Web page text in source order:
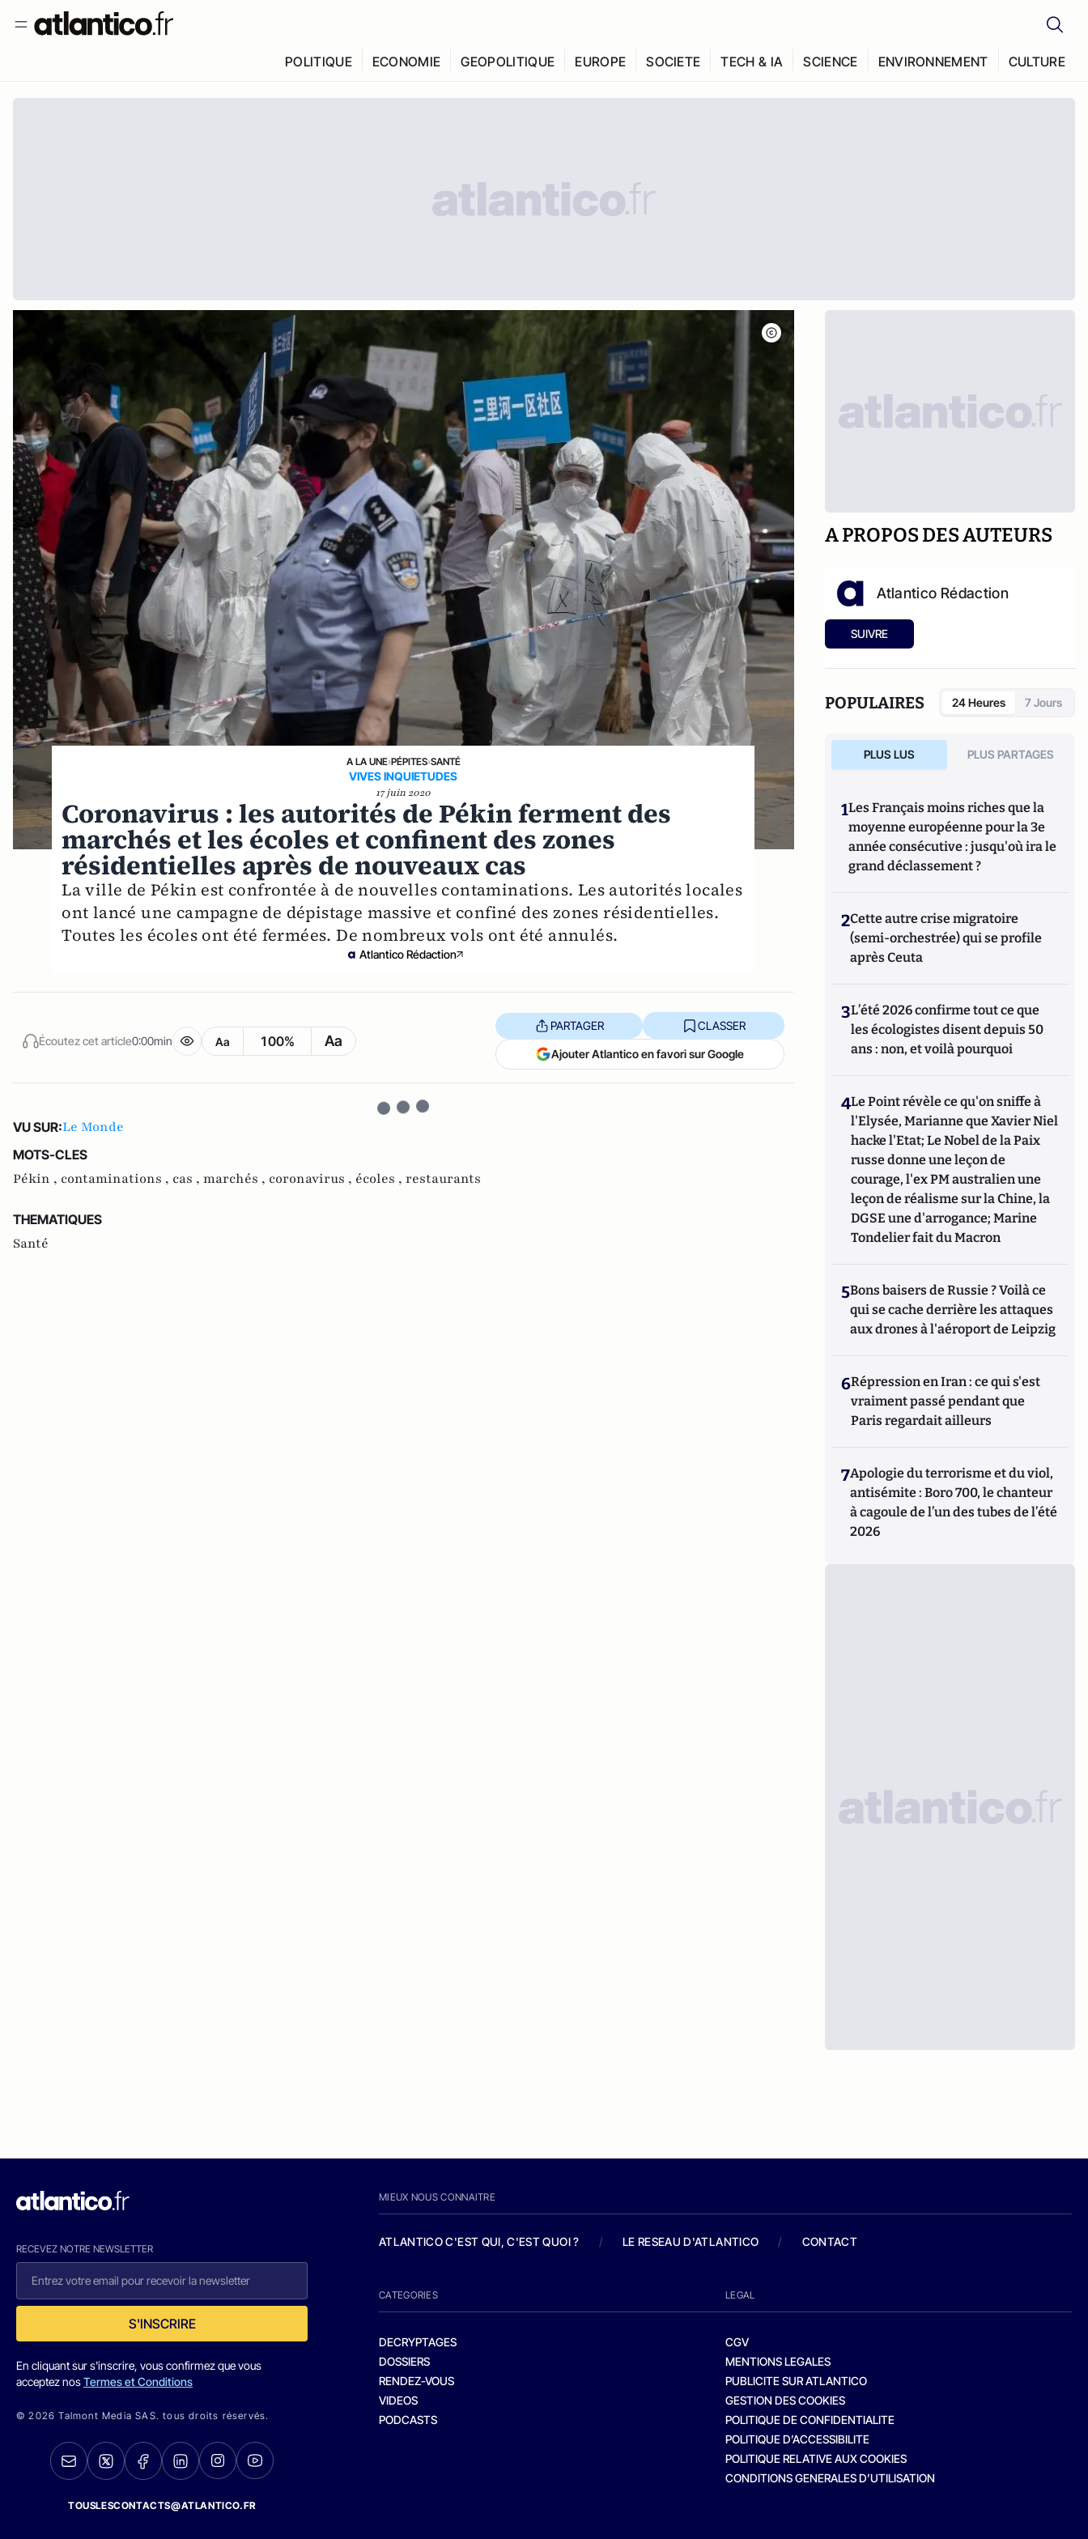
POLITIQUE ECONOMIE GEOPOLITIQUE EUROPE SOCIETE TECH & IA SCIENCE ENVIRONNEMENT CULTURE
A LA UNE›PÉPITES›SANTÉ
VIVES INQUIETUDES
17 juin 2020
Coronavirus : les autorités de Pékin ferment des
marchés et les écoles et confinent des zones
résidentielles après de nouveaux cas
La ville de Pékin est confrontée à de nouvelles contaminations. Les autorités locales
ont lancé une campagne de dépistage massive et confiné des zones résidentielles.
Toutes les écoles ont été fermées. De nombreux vols ont été annulés.
Atlantico Rédaction
Écoutez cet article0:00min Aa 100% Aa
PARTAGER CLASSER
Ajouter Atlantico en favori sur Google
VU SUR:Le Monde
MOTS-CLES
Pékin , contaminations , cas , marchés , coronavirus , écoles , restaurants
THEMATIQUES
Santé
A PROPOS DES AUTEURS
Atlantico Rédaction
SUIVRE
POPULAIRES 24 Heures 7 Jours
PLUS LUS PLUS PARTAGES
1Les Français moins riches que la
moyenne européenne pour la 3e
année consécutive : jusqu'où ira le
grand déclassement ?
2Cette autre crise migratoire
(semi-orchestrée) qui se profile
après Ceuta
3L’été 2026 confirme tout ce que
les écologistes disent depuis 50
ans : non, et voilà pourquoi
4Le Point révèle ce qu'on sniffe à
l'Elysée, Marianne que Xavier Niel
hacke l'Etat; Le Nobel de la Paix
russe donne une leçon de
courage, l'ex PM australien une
leçon de réalisme sur la Chine, la
DGSE une d'arrogance; Marine
Tondelier fait du Macron
5Bons baisers de Russie ? Voilà ce
qui se cache derrière les attaques
aux drones à l'aéroport de Leipzig
6Répression en Iran : ce qui s'est
vraiment passé pendant que
Paris regardait ailleurs
7Apologie du terrorisme et du viol,
antisémite : Boro 700, le chanteur
à cagoule de l’un des tubes de l’été
2026
RECEVEZ NOTRE NEWSLETTER
S'INSCRIRE
En cliquant sur s'inscrire, vous confirmez que vous
acceptez nosTermes et Conditions
© 2026 Talmont Media SAS. tous droits réservés.
TOUSLESCONTACTS@ATLANTICO.FR
MIEUX NOUS CONNAITRE
ATLANTICO C'EST QUI, C'EST QUOI ? / LE RESEAU D'ATLANTICO / CONTACT
CATEGORIES
DECRYPTAGES
DOSSIERS
RENDEZ-VOUS
VIDEOS
PODCASTS
LEGAL
CGV
MENTIONS LEGALES
PUBLICITE SUR ATLANTICO
GESTION DES COOKIES
POLITIQUE DE CONFIDENTIALITE
POLITIQUE D’ACCESSIBILITE
POLITIQUE RELATIVE AUX COOKIES
CONDITIONS GENERALES D’UTILISATION